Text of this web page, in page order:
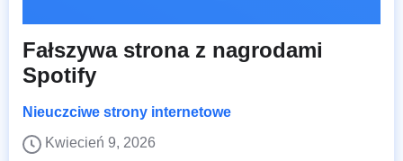
Fałszywa strona z nagrodami
Spotify
Nieuczciwe strony internetowe
Kwiecień 9, 2026